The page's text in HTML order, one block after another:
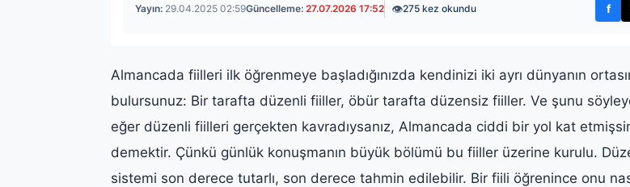
Yayın: 29.04.2025 02:59Güncelleme: 27.07.2026 17:52 👁275 kez okundu f
Almancada fiilleri ilk öğrenmeye başladığınızda kendinizi iki ayrı dünyanın
bulursunuz: Bir tarafta düzenli fiiller, öbür tarafta düzensiz fiiller. Ve şunu
eğer düzenli fiilleri gerçekten kavradıysanız, Almancada ciddi bir yol kat
demektir. Çünkü günlük konuşmanın büyük bölümü bu fiiller üzerine kurulu.
sistemi son derece tutarlı, son derece tahmin edilebilir. Bir fiili öğrenince onu